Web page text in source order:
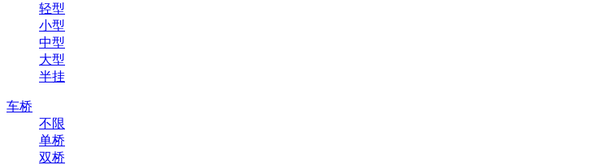
轻型
小型
中型
大型
半挂
车桥
不限
单桥
双桥